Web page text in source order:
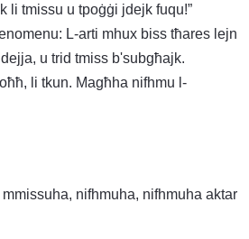
li tmissu u tpoġġi jdejk fuqu!”
L-arti mhux biss tħares lejn
u trid tmiss b'subgħajk.
li tkun. Magħha nifhmu l-
mmissuha, nifhmuha, nifhmuha aktar